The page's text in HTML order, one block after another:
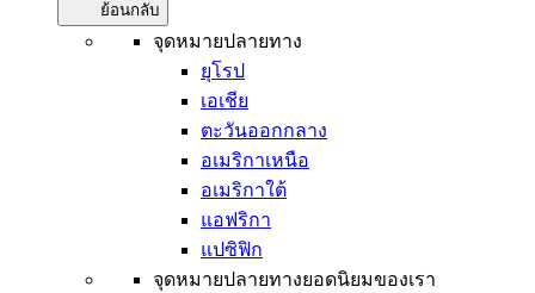
ย้อนกลับ
จุดหมายปลายทาง
ยุโรป
เอเชีย
ตะวันออกกลาง
อเมริกาเหนือ
อเมริกาใต้
แอฟริกา
แปซิฟิก
จุดหมายปลายทางยอดนิยมของเรา